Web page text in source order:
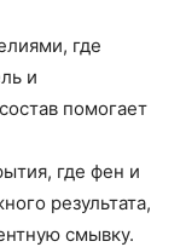
где
и
помогает
где фен и
результата,
смывку.